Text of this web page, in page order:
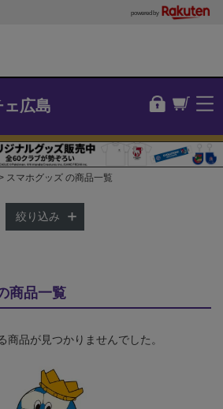
powered by
広島
スマホグッズ の商品一覧
絞り込み
商品一覧
商品が見つかりませんでした。